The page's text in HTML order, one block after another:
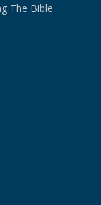
The Bible